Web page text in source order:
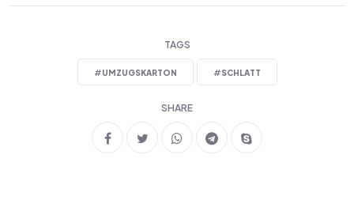
TAGS
#UMZUGSKARTON #SCHLATT
SHARE